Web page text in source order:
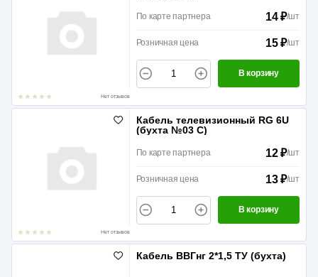
Нет отзывов
По карте партнера 14 ₽/шт
Розничная цена 15 ₽/шт
В корзину
Нет отзывов
Кабель телевизионный RG 6U
(бухта №03 С)
По карте партнера 12 ₽/шт
Розничная цена 13 ₽/шт
В корзину
Кабель ВВГнг 2*1,5 ТУ (бухта)